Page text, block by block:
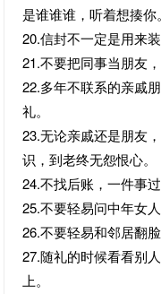
是谁谁谁，听着想揍你。
20.信封不一定是用来
21.不要把同事当朋友
22.多年不联系的亲戚
礼。
23.无论亲戚还是朋友
识，到老终无怨恨心。
24.不找后账，一件事
25.不要轻易问中年女
26.不要轻易和邻居翻
27.随礼的时候看看别
上。